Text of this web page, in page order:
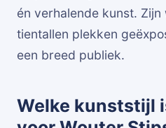
én verhalende kunst.
tientallen plekken
een breed publiek.
Welke kunststijl